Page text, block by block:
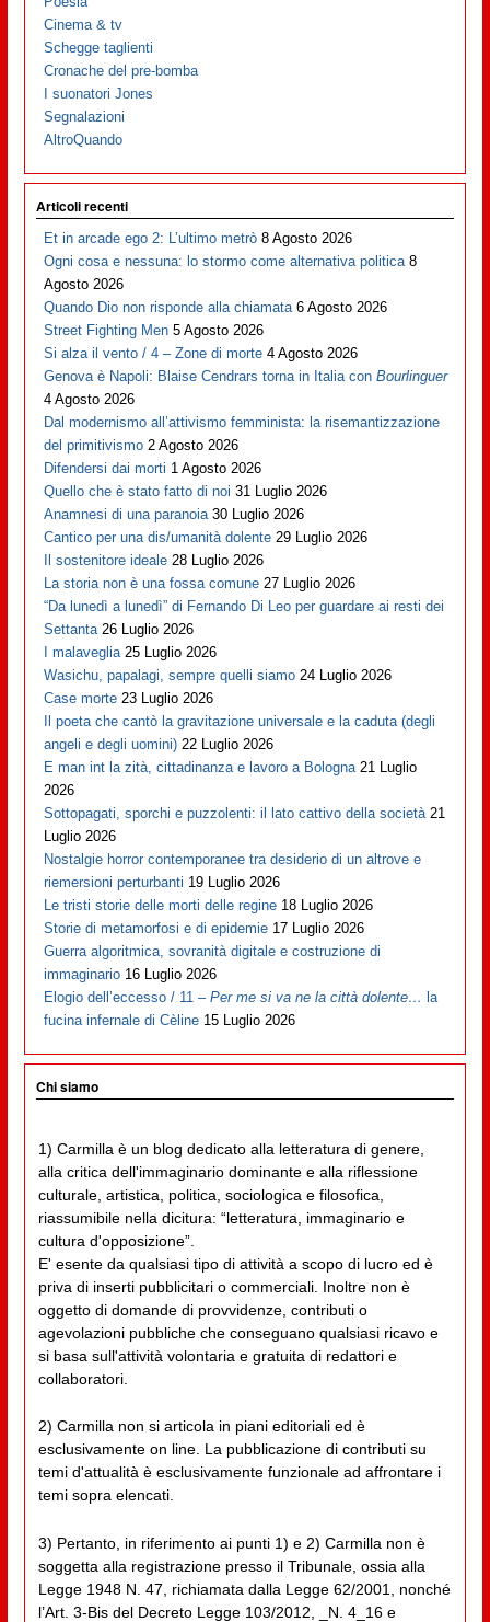
Cinema & tv
Schegge taglienti
Cronache del pre-bomba
I suonatori Jones
Segnalazioni
AltroQuando
Articoli recenti
Et in arcade ego 2: L’ultimo metrò 8 Agosto 2026
Ogni cosa e nessuna: lo stormo come alternativa politica 8
Agosto 2026
Quando Dio non risponde alla chiamata 6 Agosto 2026
Street Fighting Men 5 Agosto 2026
Si alza il vento / 4 – Zone di morte 4 Agosto 2026
Genova è Napoli: Blaise Cendrars torna in Italia conBourlinguer
4 Agosto 2026
Dal modernismo all’attivismo femminista: la risemantizzazione
del primitivismo 2 Agosto 2026
Difendersi dai morti 1 Agosto 2026
Quello che è stato fatto di noi 31 Luglio 2026
Anamnesi di una paranoia 30 Luglio 2026
Cantico per una dis/umanità dolente 29 Luglio 2026
Il sostenitore ideale 28 Luglio 2026
La storia non è una fossa comune 27 Luglio 2026
“Da lunedì a lunedì” di Fernando Di Leo per guardare ai resti dei
Settanta 26 Luglio 2026
I malaveglia 25 Luglio 2026
Wasichu, papalagi, sempre quelli siamo 24 Luglio 2026
Case morte 23 Luglio 2026
Il poeta che cantò la gravitazione universale e la caduta (degli
angeli e degli uomini) 22 Luglio 2026
E man int la zità, cittadinanza e lavoro a Bologna 21 Luglio
2026
Sottopagati, sporchi e puzzolenti: il lato cattivo della società 21
Luglio 2026
Nostalgie horror contemporanee tra desiderio di un altrove e
riemersioni perturbanti 19 Luglio 2026
Le tristi storie delle morti delle regine 18 Luglio 2026
Storie di metamorfosi e di epidemie 17 Luglio 2026
Guerra algoritmica, sovranità digitale e costruzione di
immaginario 16 Luglio 2026
Elogio dell’eccesso / 11 –Per me si va ne la città dolente… la
fucina infernale di Cèline 15 Luglio 2026
Chi siamo
1) Carmilla è un blog dedicato alla letteratura di genere,
alla critica dell'immaginario dominante e alla riflessione
culturale, artistica, politica, sociologica e filosofica,
riassumibile nella dicitura: “letteratura, immaginario e
cultura d'opposizione”.
E' esente da qualsiasi tipo di attività a scopo di lucro ed è
priva di inserti pubblicitari o commerciali. Inoltre non è
oggetto di domande di provvidenze, contributi o
agevolazioni pubbliche che conseguano qualsiasi ricavo e
si basa sull'attività volontaria e gratuita di redattori e
collaboratori.
2) Carmilla non si articola in piani editoriali ed è
esclusivamente on line. La pubblicazione di contributi su
temi d'attualità è esclusivamente funzionale ad affrontare i
temi sopra elencati.
3) Pertanto, in riferimento ai punti 1) e 2) Carmilla non è
soggetta alla registrazione presso il Tribunale, ossia alla
Legge 1948 N. 47, richiamata dalla Legge 62/2001, nonché
l’Art. 3-Bis del Decreto Legge 103/2012, _N. 4_16 e